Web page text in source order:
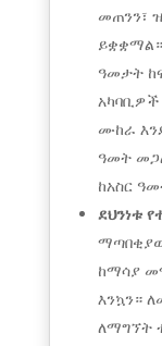
መጠንን፣
ዓመታት
ሙከራ
ዓመት
ከአስር
ደህንነቱ
ከማሳያ
እንኳን።
ለማግኘት